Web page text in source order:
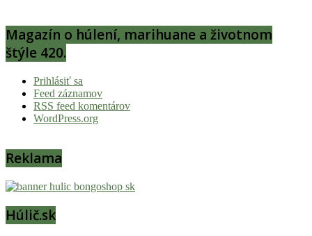
Magazín o húlení, marihuane a životnom
štýle 420.
Prihlásiť sa
Feed záznamov
RSS feed komentárov
WordPress.org
Reklama
Húlič.sk